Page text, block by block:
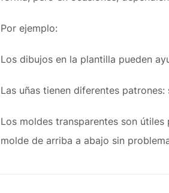
Por ejemplo:
Los dibujos en la plantilla pueden
Las uñas tienen diferentes
Los moldes transparentes son
molde de arriba a abajo sin